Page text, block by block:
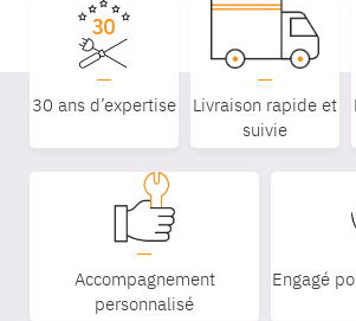
30 ans d’expertise
Livraison rapide et
suivie
Accompagnement
personnalisé
Engagé